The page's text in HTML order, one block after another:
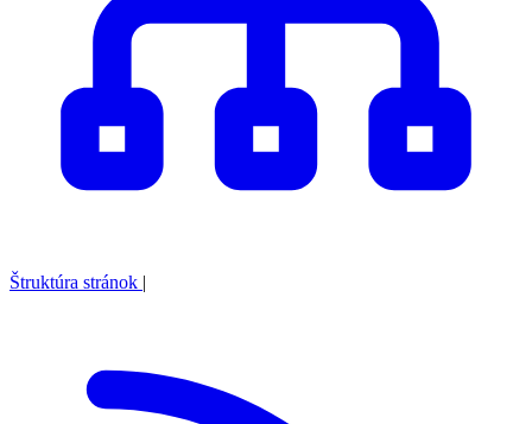
Štruktúra stránok |